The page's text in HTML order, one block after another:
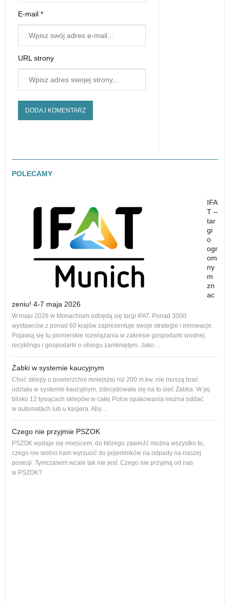
E-mail *
URL strony
POLECAMY
IFA
T –
tar
gi
o
ogr
om
ny
m
zn
ac
zeniu! 4-7 maja 2026
W maju 2026 w Monachium odbędą się targi IFAT. Ponad 3000
wystawców z ponad 60 krajów zaprezentuje swoje strategie i innowacje.
Pojawią się tu pionierskie rozwiązania w zakresie gospodarki wodnej,
recyklingu i gospodarki o obiegu zamkniętym. Jako…
Żabki w systemie kaucyjnym
Choć sklepy o powierzchni mniejszej niż 200 m.kw. nie muszą brać
udziału w systemie kaucyjnym, zdecydowała się na to sieć Żabka. W jej
blisko 12 tysiącach sklepów w całej Polce opakowania można oddać
w automatach lub u kasjera. Aby…
Czego nie przyjmie PSZOK
PSZOK wydaje się miejscem, do którego zawieźć można wszystko to,
czego nie wolno nam wyrzucić do pojemników na odpady na naszej
posesji. Tymczasem wcale tak nie jest. Czego nie przyjmą od nas
w PSZOK?